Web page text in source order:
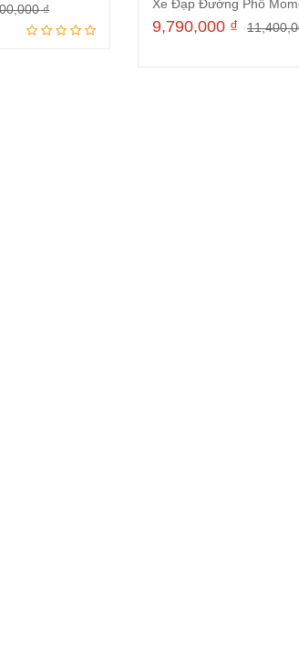
giỏ hàng
₫
Thêm vào
9,790,000 ₫